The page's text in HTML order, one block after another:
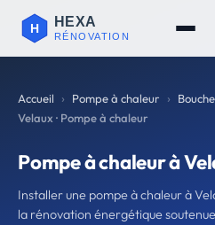
Accueil Pompe à chaleur
Velaux · Pompe à chaleur
Pompe à chaleur à
Installer une pompe à chaleur à
la rénovation énergétique